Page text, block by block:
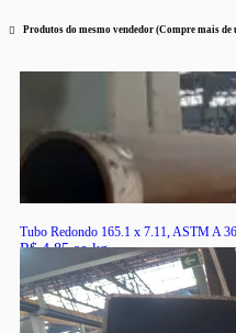
Produtos do mesmo vendedor (Compre mais de
Tubo Redondo 165.1 x 7.11, ASTM A 36
R$ 4,85 ao kg